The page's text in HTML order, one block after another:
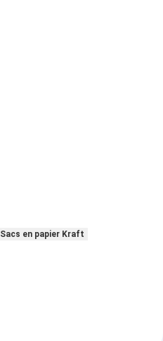
Sacs en papier Kraft